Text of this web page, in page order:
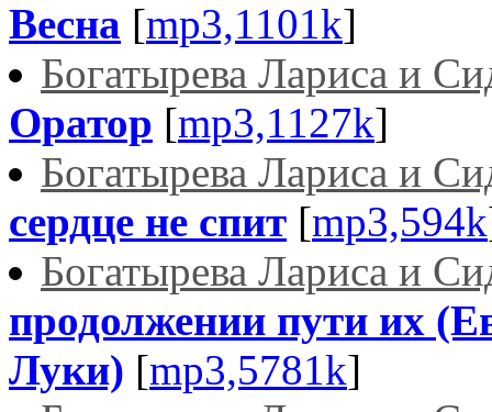
Весна [mp3,1101k]
Богатырева Лариса и
Оратор [mp3,1127k]
Богатырева Лариса и
сердце не спит [mp3,594k
Богатырева Лариса и
продолжении пути их
Луки) [mp3,5781k]